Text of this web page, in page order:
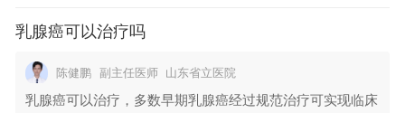
乳腺癌可以治疗吗
陈健鹏 副主任医师 山东省立医院
乳腺癌可以治疗，多数早期乳腺癌经过规范治疗可实现临床